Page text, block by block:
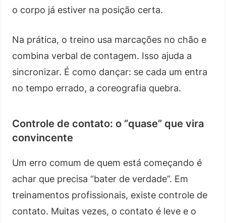
o corpo já estiver na posição certa.
Na prática, o treino usa marcações no chão e
combina verbal de contagem. Isso ajuda a
sincronizar. É como dançar: se cada um entra
no tempo errado, a coreografia quebra.
Controle de contato: o “quase” que vira
convincente
Um erro comum de quem está começando é
achar que precisa “bater de verdade”. Em
treinamentos profissionais, existe controle de
contato. Muitas vezes, o contato é leve e o